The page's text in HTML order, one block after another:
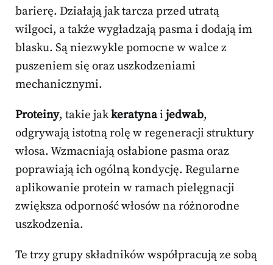
barierę. Działają jak tarcza przed utratą
wilgoci, a także wygładzają pasma i dodają im
blasku. Są niezwykle pomocne w walce z
puszeniem się oraz uszkodzeniami
mechanicznymi.
Proteiny, takie jakkeratynai jedwab,
odgrywają istotną rolę w regeneracji struktury
włosa. Wzmacniają osłabione pasma oraz
poprawiają ich ogólną kondycję. Regularne
aplikowanie protein w ramach pielęgnacji
zwiększa odporność włosów na różnorodne
uszkodzenia.
Te trzy grupy składników współpracują ze sobą